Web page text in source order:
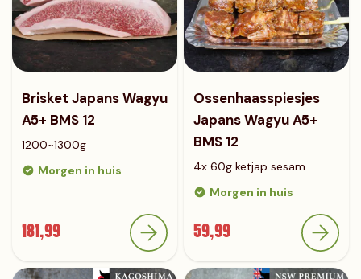
Brisket Japans Wagyu
A5+ BMS 12
1200~1300g
Morgen in huis
181,99
Ossenhaasspiesjes
Japans Wagyu A5+
BMS 12
4x 60g ketjap sesam
Morgen in huis
59,99